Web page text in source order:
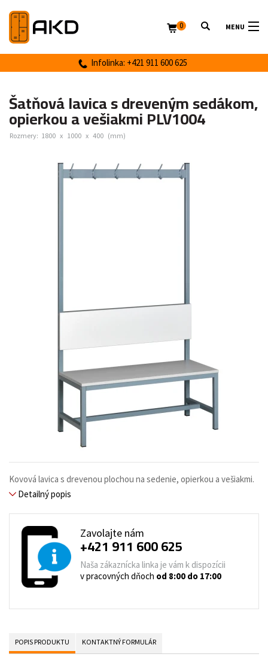
MENU
Infolinka: +421 911 600 625
0
Šatňová lavica s dreveným sedákom,
opierkou a vešiakmi PLV1004
Rozmery: 1800 x 1000 x 400 (mm)
Kovová lavica s drevenou plochou na sedenie, opierkou a vešiakmi.
Detailný popis
Zavolajte nám
+421 911 600 625
Naša zákaznícka linka je vám k dispozícii
v pracovných dňoch od 8:00 do 17:00
POPIS PRODUKTU KONTAKTNÝ FORMULÁR